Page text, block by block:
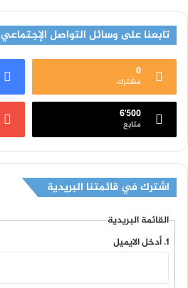
تابعنا على وسائل التواصل الإجتماعي
0
مشترك
6٬500
متابع
اشترك في قائمتنا البريدية
القائمة البريدية
أدخل الايميل